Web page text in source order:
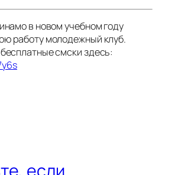
в новом учебном году
работу молодежный клуб.
смски здесь: